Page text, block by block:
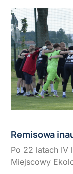
Remisowa
Po 22 latach IV
Miejscowy